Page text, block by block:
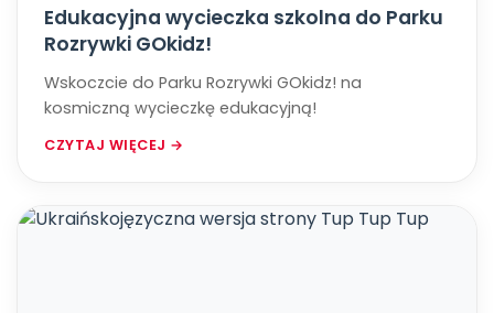
Edukacyjna wycieczka szkolna do Parku
Rozrywki GOkidz!
Wskoczcie do Parku Rozrywki GOkidz! na
kosmiczną wycieczkę edukacyjną!
CZYTAJ WIĘCEJ →